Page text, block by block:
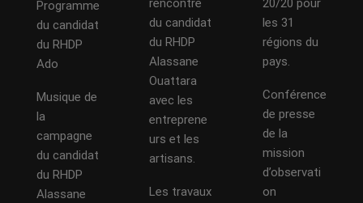
Programme
du candidat
du RHDP
Ado
Musique de
la
campagne
du candidat
du RHDP
Alassane
rencontre
du candidat
du RHDP
Alassane
Ouattara
avec les
entreprene
urs et les
artisans.
Les travaux
20/20 pour
les 31
régions du
pays.
Conférence
de presse
de la
mission
d’observati
on